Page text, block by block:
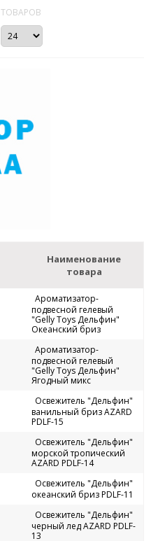
ТОВАРОВ
Наименование
товара
Ароматизатор-
подвесной гелевый
"Gelly Toys Дельфин"
Океанский бриз
Ароматизатор-
подвесной гелевый
"Gelly Toys Дельфин"
Ягодный микс
Освежитель "Дельфин"
ванильный бриз AZARD
PDLF-15
Освежитель "Дельфин"
морской тропический
AZARD PDLF-14
Освежитель "Дельфин"
океанский бриз PDLF-11
Освежитель "Дельфин"
черный лед AZARD PDLF-
13